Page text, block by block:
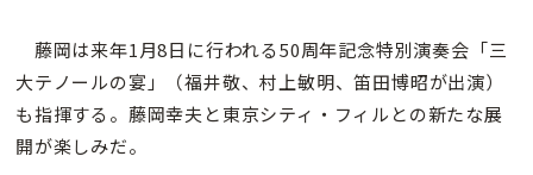
藤岡は来年1月8日に行われる50周年記念特別演奏会「三
大テノールの宴」（福井敬、村上敏明、笛田博昭が出演）
も指揮する。藤岡幸夫と東京シティ・フィルとの新たな展
開が楽しみだ。